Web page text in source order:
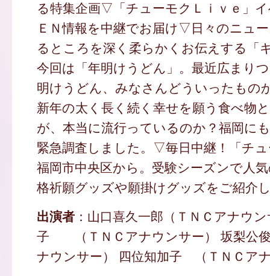
る特集企画▽「チューモクＬｉｖｅ」
ＥＮ情報を中継でお届け▽日々のニュ
るところを深く柔らかくお伝えする「
今回は「年明けうどん」。最近広まり
明けうどん、みなさんどういったもの
新年の太く長く続く幸せを願う食べ物
が、本当に流行っているのか？福岡に
緊急調査しました。▽毎日中継！「チ
福岡市中央区から。受験シーズンで人
格祈願グッズや願掛けグッズをご紹介
出演者：山口喜久一郎（ＴＮＣアナウ
子 （ＴＮＣアナウンサー） 坂梨
ナウンサー） 四位知加子 （ＴＮＣア